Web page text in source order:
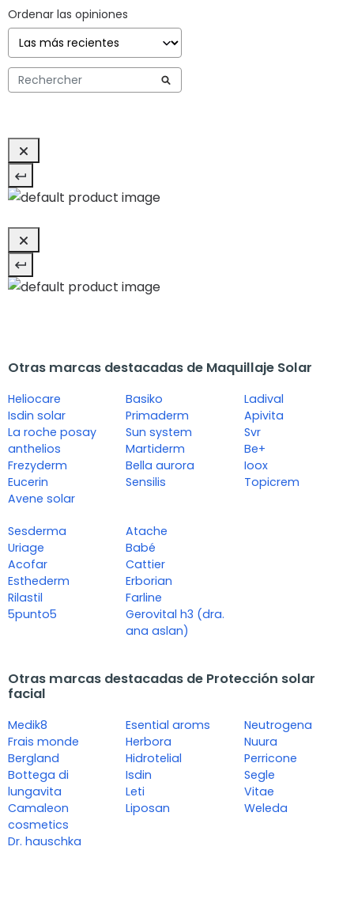
Ordenar las opiniones
Otras marcas destacadas de Maquillaje Solar
Heliocare
Isdin solar
La roche posay
anthelios
Frezyderm
Eucerin
Avene solar
Basiko
Primaderm
Sun system
Martiderm
Bella aurora
Sensilis
Ladival
Apivita
Svr
Be+
Ioox
Topicrem
Sesderma
Uriage
Acofar
Esthederm
Rilastil
5punto5
Atache
Babé
Cattier
Erborian
Farline
Gerovital h3 (dra.
ana aslan)
Otras marcas destacadas de Protección solar
facial
Medik8
Frais monde
Bergland
Bottega di
lungavita
Camaleon
cosmetics
Dr. hauschka
Esential aroms
Herbora
Hidrotelial
Isdin
Leti
Liposan
Neutrogena
Nuura
Perricone
Segle
Vitae
Weleda